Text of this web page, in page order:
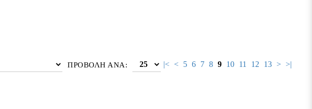
ΠΡΟΒΟΛΉ ΑΝΆ: |< < 5 6 7 8 9 10 11 12 13 > >|